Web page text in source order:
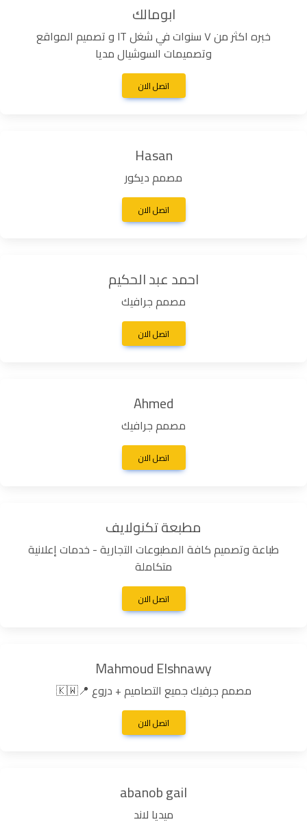
ابومالك
خبره اكثر من ٧ سنوات في شغل IT و تصميم المواقع
وتصميمات السوشيال مديا
اتصل الان
Hasan
مصمم ديكور
اتصل الان
احمد عبد الحكيم
مصمم جرافيك
اتصل الان
Ahmed
مصمم جرافيك
اتصل الان
مطبعة تكنولايف
طباعة وتصميم كافة المطبوعات التجارية - خدمات إعلانية
متكاملة
اتصل الان
Mahmoud Elshnawy
مصمم جرفيك جميع التصاميم + دروع 📍🇰🇼
اتصل الان
abanob gail
ميديا لاند